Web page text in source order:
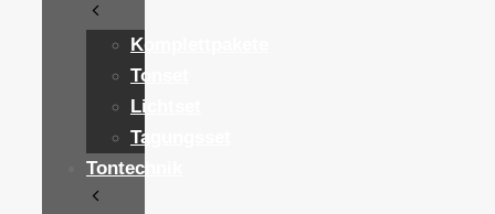
Komplettpakete
Tonset
Lichtset
Tagungsset
Tontechnik